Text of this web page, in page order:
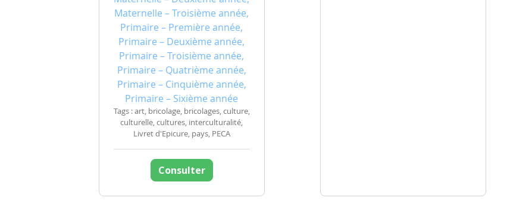
Maternelle – Troisième année,
Primaire – Première année,
Primaire – Deuxième année,
Primaire – Troisième année,
Primaire – Quatrième année,
Primaire – Cinquième année,
Primaire – Sixième année
Tags : art, bricolage, bricolages, culture,
culturelle, cultures, interculturalité,
Livret d'Epicure, pays, PECA
Consulter